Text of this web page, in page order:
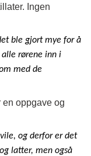
Ingen
ble gjort mye for å
alle rørene inn i
med de
en oppgave og
og derfor er det
latter, men også